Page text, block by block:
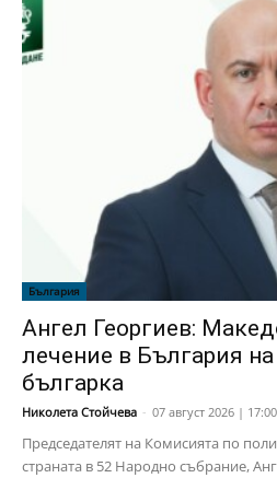
България
Ангел Георгиев:
лечение в България
българка
Николета Стойчева - 07 август 2026 |
Председателят на Комисията по
страната в 52 Народно събрание,